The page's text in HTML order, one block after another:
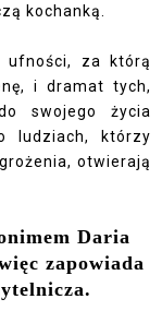
kochanką.
ufności, za którą
i dramat tych,
swojego życia
ludziach, którzy
otwierają
Daria
zapowiada